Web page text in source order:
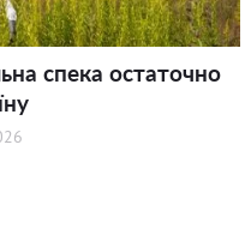
спека остаточно